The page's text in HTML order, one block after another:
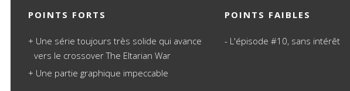
POINTS FORTS
Une série toujours très solide qui avance
vers le crossover The Eltarian War
Une partie graphique impeccable
POINTS FAIBLES
L'épisode #10, sans intérêt